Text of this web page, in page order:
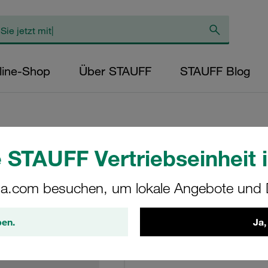
Vertriebseinheit
besuchen, um lokale Angebote und
Shop Über STAUFF STAUFF Blog
RTF-48-O-O-B-
STAUFF Materialnr.